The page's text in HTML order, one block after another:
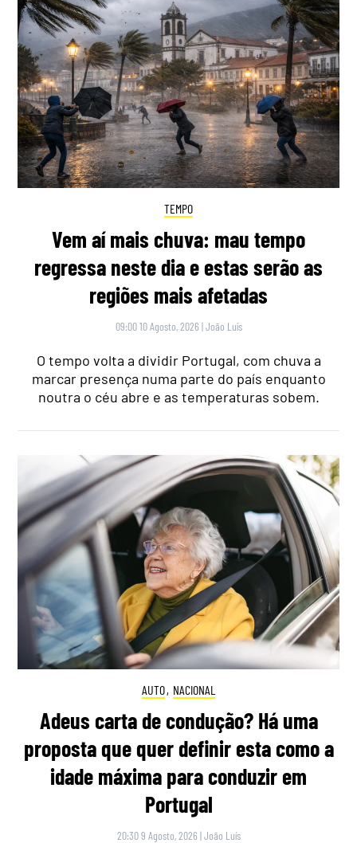
TEMPO
Vem aí mais chuva: mau tempo
regressa neste dia e estas serão as
regiões mais afetadas
09:00 10 Agosto, 2026 |João Luís
O tempo volta a dividir Portugal, com chuva a
marcar presença numa parte do país enquanto
noutra o céu abre e as temperaturas sobem.
AUTO, NACIONAL
Adeus carta de condução? Há uma
proposta que quer definir esta como a
idade máxima para conduzir em
Portugal
20:30 9 Agosto, 2026 |João Luís